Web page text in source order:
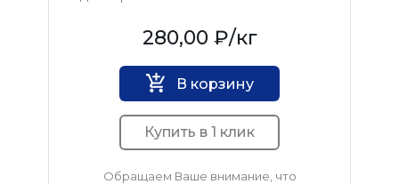
Нет бренда280,00 ₽/кг
В корзину
Купить в 1 клик
Обращаем Ваше внимание, что